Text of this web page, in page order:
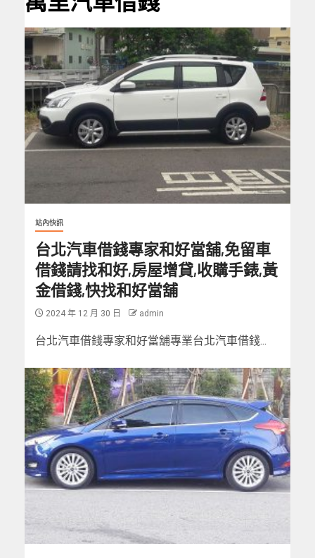
站內快訊
台北汽車借錢專家和好當舖,免留車
借錢請找和好,房屋增貸,收購手錶,黃
金借錢,快找和好當舖
2024 年 12 月 30 日 admin
台北汽車借錢專家和好當舖專業台北汽車借錢...